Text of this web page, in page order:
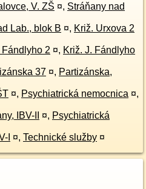
V. ZŠ ¤, Stráňany nad
Lab., blok B ¤, Križ. Urxova 2
Fándlyho 2 ¤, Križ. J. Fándlyho
37 ¤, Partizánska,
¤, Psychiatrická nemocnica ¤,
IBV-II ¤, Psychiatrická
I ¤, Technické služby ¤